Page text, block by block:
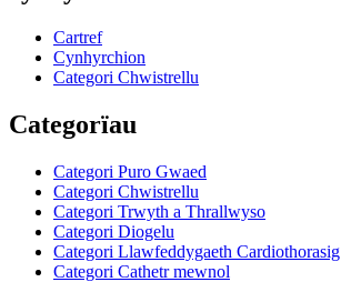
Cartref
Cynhyrchion
Categori Chwistrellu
Categorïau
Categori Puro Gwaed
Categori Chwistrellu
Categori Trwyth a Thrallwyso
Categori Diogelu
Categori Llawfeddygaeth Cardiothorasig
Categori Cathetr mewnol